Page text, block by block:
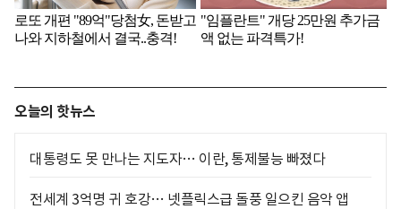
오늘의 핫뉴스
대통령도 못 만나는 지도자… 이란, 통제불능 빠졌다
전세계 3억명 귀 호강… 넷플릭스급 돌풍 일으킨 음악 앱